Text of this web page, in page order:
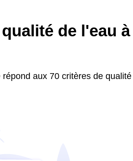
de l'eau à
aux 70 critères de qualité